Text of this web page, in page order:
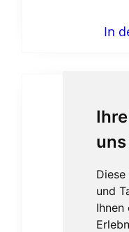
und
In